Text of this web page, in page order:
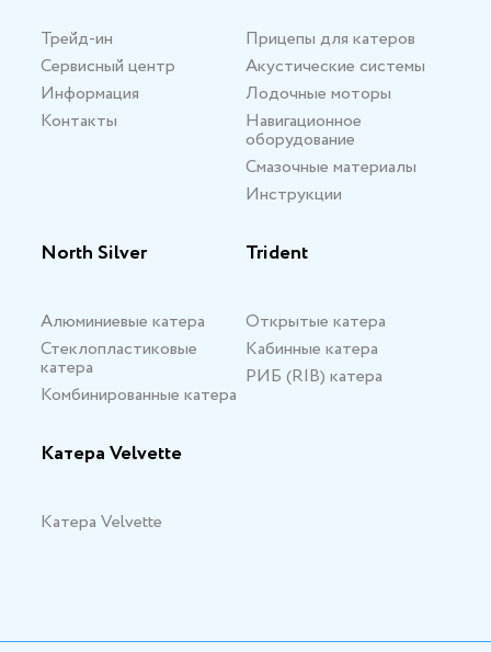
Трейд-ин
Сервисный центр
Информация
Контакты
Прицепы для катеров
Акустические системы
Лодочные моторы
Навигационное
оборудование
Смазочные материалы
Инструкции
North Silver
Алюминиевые катера
Стеклопластиковые
катера
Комбинированные катера
Trident
Открытые катера
Кабинные катера
РИБ (RIB) катера
Катера Velvette
Катера Velvette